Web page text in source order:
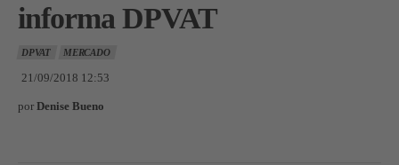
informa DPVAT
DPVAT MERCADO
21/09/2018 12:53
por Denise Bueno